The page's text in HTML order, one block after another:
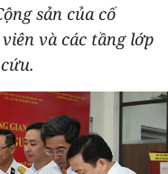
sản của cố
và các tầng lớp